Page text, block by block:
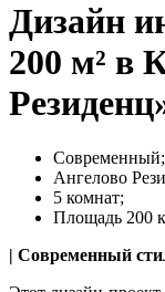
Дизайн
200 м² в
Современный;
Ангелово
5 комнат;
Площадь 200
| Современный